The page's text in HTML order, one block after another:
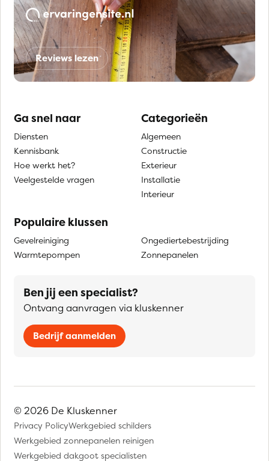
Reviews lezen
Ga snel naar
Diensten
Kennisbank
Hoe werkt het?
Veelgestelde vragen
Categorieën
Algemeen
Constructie
Exterieur
Installatie
Interieur
Populaire klussen
Gevelreiniging
Warmtepompen
Ongediertebestrijding
Zonnepanelen
Ben jij een specialist?
Ontvang aanvragen via kluskenner
Bedrijf aanmelden
© 2026 De Kluskenner
Privacy PolicyWerkgebied schilders
Werkgebied zonnepanelen reinigen
Werkgebied dakgoot specialisten